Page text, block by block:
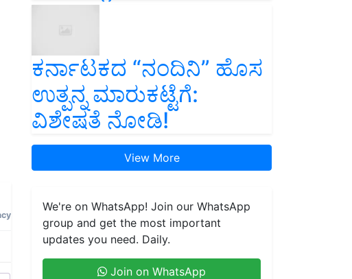
ಕರ್ನಾಟಕದ “ನಂದಿನಿ” ಹೊಸ
ಉತ್ಪನ್ನ ಮಾರುಕಟ್ಟೆಗೆ:
ವಿಶೇಷತೆ ನೋಡಿ!
View More
We're on WhatsApp! Join our WhatsApp
group and get the most important
updates you need. Daily.
Join on WhatsApp